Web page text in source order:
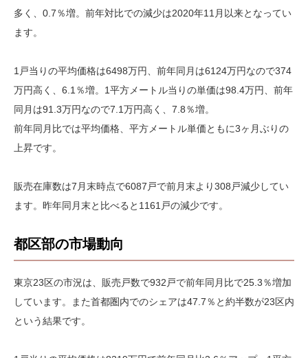
多く、0.7％増。前年対比での減少は2020年11月以来となってい
ます。
1戸当りの平均価格は6498万円、前年同月は6124万円なので374
万円高く、6.1％増。1平方メートル当りの単価は98.4万円、前年
同月は91.3万円なので7.1万円高く、7.8％増。
前年同月比では平均価格、平方メートル単価ともに3ヶ月ぶりの
上昇です。
販売在庫数は7月末時点で6087戸で前月末より308戸減少してい
ます。昨年同月末と比べると1161戸の減少です。
都区部の市場動向
東京23区の市況は、販売戸数で932戸で前年同月比で25.3％増加
しています。また首都圏内でのシェアは47.7％と約半数が23区内
という結果です。